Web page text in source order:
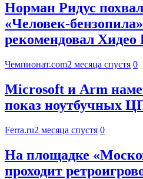
Норман Ридус
«Человек-
рекомендовал Хидео
Чемпионат.com2 месяца спустя 0
Microsoft и Arm
показ ноутбучных
Ferra.ru2 месяца спустя 0
На площадке
проходит